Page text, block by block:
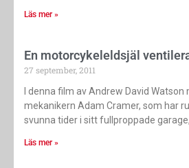
Läs mer »
En motorcykeleldsjäl
27 september, 2011
I denna film av Andrew David
mekanikern Adam Cramer, som har
svunna tider i sitt fullproppade
Läs mer »